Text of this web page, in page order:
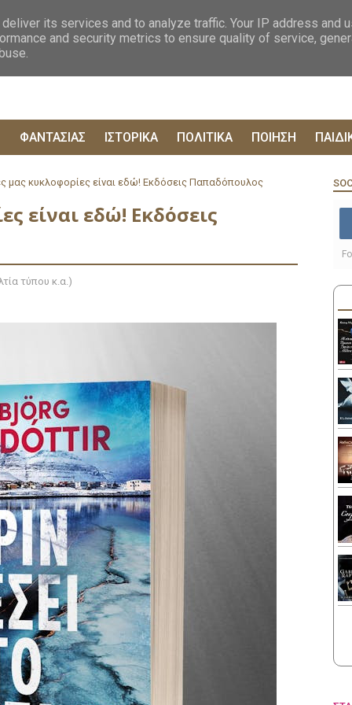
ΦΑΝΤΑΣΙΑΣ ΙΣΤΟΡΙΚΑ ΠΟΛΙΤΙΚΑ ΠΟΙΗΣΗ
μας κυκλοφορίες είναι εδώ! Εκδόσεις Παπαδόπουλος
είναι εδώ! Εκδόσεις
τύπου κ.α.)
its services and to analyze traffic. Your IP address and
and security metrics to ensure quality of service,